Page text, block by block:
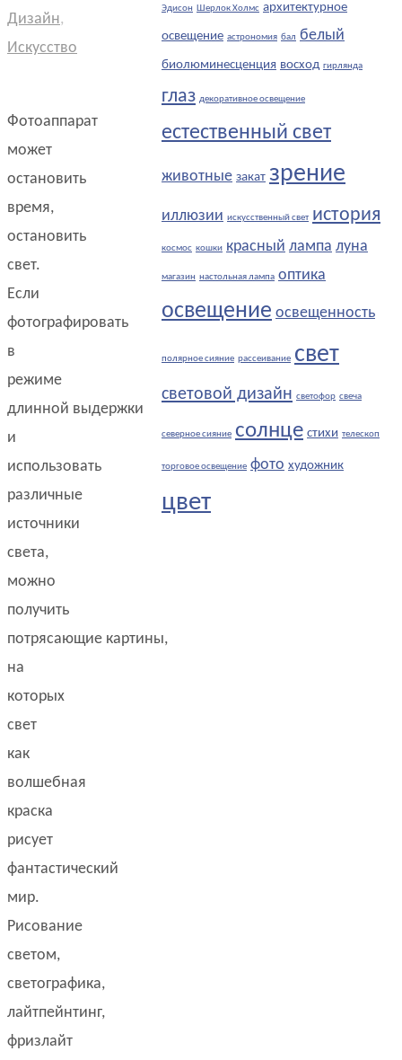
Дизайн,
Искусство
Фотоаппарат
может
остановить
время,
остановить
свет.
Если
фотографировать
в
режиме
длинной выдержки
и
использовать
различные
источники
света,
можно
получить
потрясающие картины,
на
которых
свет
как
волшебная
краска
рисует
фантастический
мир.
Рисование
светом,
светографика,
лайтпейнтинг,
фризлайт
Эдисон Шерлок Холмс архитектурное
освещение астрономия бал белый
биолюминесценция восход гирлянда
глаз декоративное освещение
естественный свет
животные закат зрение
иллюзии искусственный свет история
космос кошки красный лампа луна
магазин настольная лампа оптика
освещение освещенность
полярное сияние рассеивание свет
световой дизайн светофор свеча
северное сияние солнце стихи телескоп
торговое освещение фото художник
цвет